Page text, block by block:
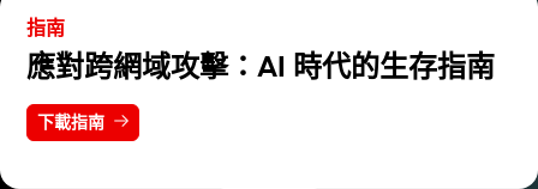
指南
應對跨網域攻擊：AI 時代的生存指南
下載指南